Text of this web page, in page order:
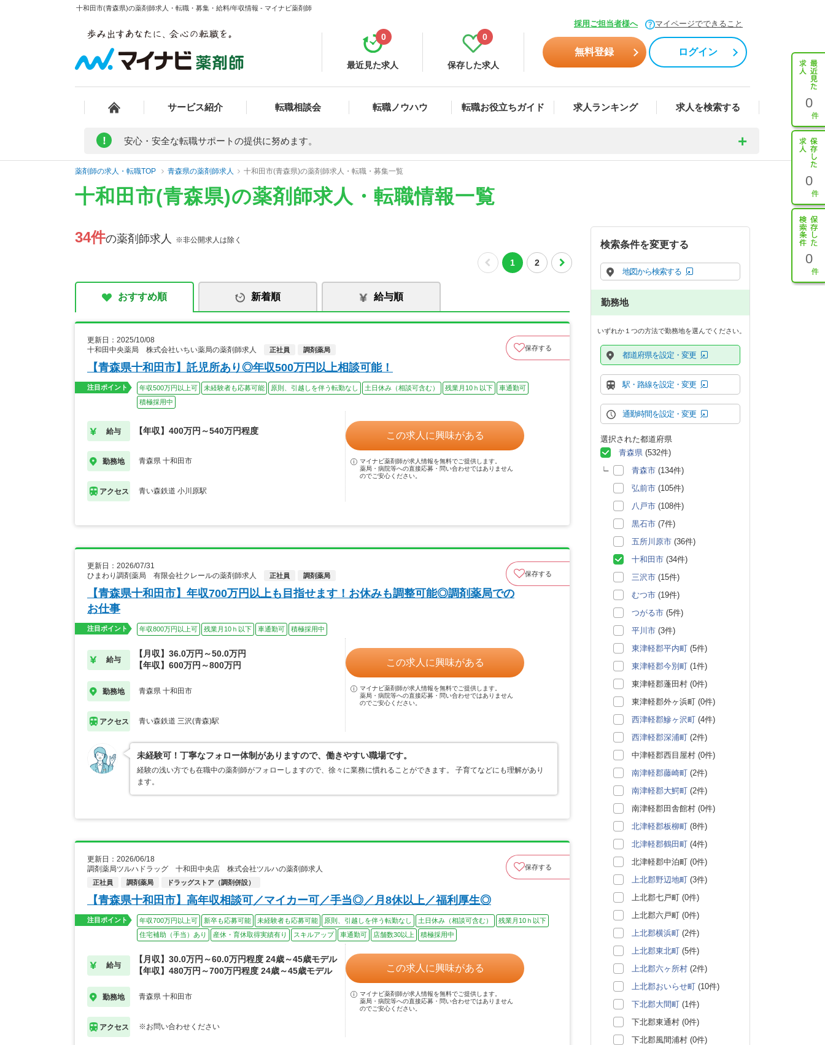
十和田市(青森県)の薬剤師求人・転職・募集・給料/年収情報 - マイナビ薬剤師
採用ご担当者様へ マイページでできること
最近見た求人
0
保存した求人
0
無料登録 ログイン
サービス紹介 転職相談会 転職ノウハウ 転職お役立ちガイド 求人ランキング 求人を検索する 0
0
0
! 安心・安全な転職サポートの提供に努めます。
薬剤師の求人・転職TOP 青森県の薬剤師求人 十和田市(青森県)の薬剤師求人・転職・募集一覧
十和田市(青森県)の薬剤師求人・転職情報一覧
34件の薬剤師求人 ※非公開求人は除く
1 2
おすすめ順 新着順 給与順
更新日：2025/10/08
十和田中央薬局 株式会社いちい薬局の薬剤師求人
正社員 調剤薬局 保存する
【青森県十和田市】託児所あり◎年収500万円以上相談可能！
注目ポイント 年収500万円以上可 未経験者も応募可能 原則、引越しを伴う転勤なし 土日休み（相談可含む） 残業月10ｈ以下
車通勤可
積極採用中
給与 【年収】400万円～540万円程度
勤務地 青森県 十和田市
アクセス 青い森鉄道 小川原駅
この求人に興味がある
マイナビ薬剤師が求人情報を無料でご提供します。
薬局・病院等への直接応募・問い合わせではありません
のでご安心ください。
更新日：2026/07/31
ひまわり調剤薬局 有限会社クレールの薬剤師求人
正社員 調剤薬局 保存する
【青森県十和田市】年収700万円以上も目指せます！お休みも調整可能◎調剤薬局での
お仕事
注目ポイント 年収800万円以上可 残業月10ｈ以下 車通勤可 積極採用中
給与
【月収】36.0万円～50.0万円
【年収】600万円～800万円
勤務地 青森県 十和田市
アクセス 青い森鉄道 三沢(青森)駅
この求人に興味がある
マイナビ薬剤師が求人情報を無料でご提供します。
薬局・病院等への直接応募・問い合わせではありません
のでご安心ください。
未経験可！丁寧なフォロー体制がありますので、働きやすい職場です。
経験の浅い方でも在職中の薬剤師がフォローしますので、徐々に業務に慣れることができます。 子育てなどにも理解があり
ます。
更新日：2026/06/18
調剤薬局ツルハドラッグ 十和田中央店 株式会社ツルハの薬剤師求人
正社員 調剤薬局 ドラッグストア（調剤併設）
保存する
【青森県十和田市】高年収相談可／マイカー可／手当◎／月8休以上／福利厚生◎
注目ポイント 年収700万円以上可 新卒も応募可能 未経験者も応募可能 原則、引越しを伴う転勤なし 土日休み（相談可含む）
残業月10ｈ以下
住宅補助（手当）あり
産休・育休取得実績有り スキルアップ 車通勤可 店舗数30以上 積極採用中
給与
【月収】30.0万円～60.0万円程度 24歳～45歳モデル
【年収】480万円～700万円程度 24歳～45歳モデル
勤務地 青森県 十和田市
アクセス ※お問い合わせください
この求人に興味がある
マイナビ薬剤師が求人情報を無料でご提供します。
薬局・病院等への直接応募・問い合わせではありません
のでご安心ください。
検索条件を変更する
地図から検索する
勤務地
いずれか１つの方法で勤務地を選んでください。
都道府県を設定・変更
駅・路線を設定・変更
通勤時間を設定・変更
選択された都道府県
青森県 (532件)
青森市 (134件)
弘前市 (105件)
八戸市 (108件)
黒石市 (7件)
五所川原市 (36件)
十和田市 (34件)
三沢市 (15件)
むつ市 (19件)
つがる市 (5件)
平川市 (3件)
東津軽郡平内町 (5件)
東津軽郡今別町 (1件)
東津軽郡蓬田村 (0件)
東津軽郡外ヶ浜町 (0件)
西津軽郡鰺ヶ沢町 (4件)
西津軽郡深浦町 (2件)
中津軽郡西目屋村 (0件)
南津軽郡藤崎町 (2件)
南津軽郡大鰐町 (2件)
南津軽郡田舎館村 (0件)
北津軽郡板柳町 (8件)
北津軽郡鶴田町 (4件)
北津軽郡中泊町 (0件)
上北郡野辺地町 (3件)
上北郡七戸町 (0件)
上北郡六戸町 (0件)
上北郡横浜町 (2件)
上北郡東北町 (5件)
上北郡六ヶ所村 (2件)
上北郡おいらせ町 (10件)
下北郡大間町 (1件)
下北郡東通村 (0件)
下北郡風間浦村 (0件)